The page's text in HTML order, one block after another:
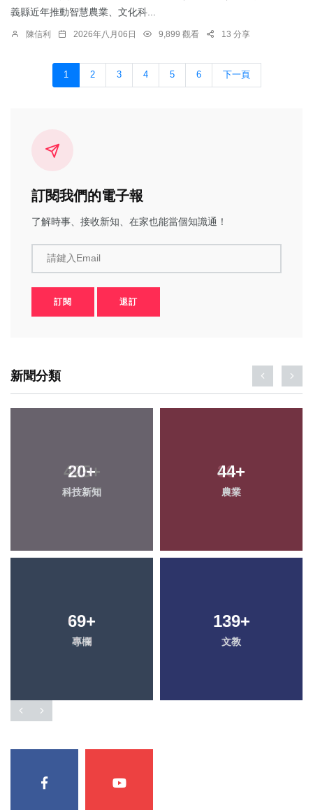
義縣近年推動智慧農業、文化科...
陳信利 2026年八月06日 9,899 觀看 13 分享
1 2 3 4 5 6 下一頁
訂閱我們的電子報
了解時事、接收新知、在家也能當個知識通！
請鍵入Email
訂閱 退訂
新聞分類
20+
科技新知
44+
農業
69+
專欄
139+
文教